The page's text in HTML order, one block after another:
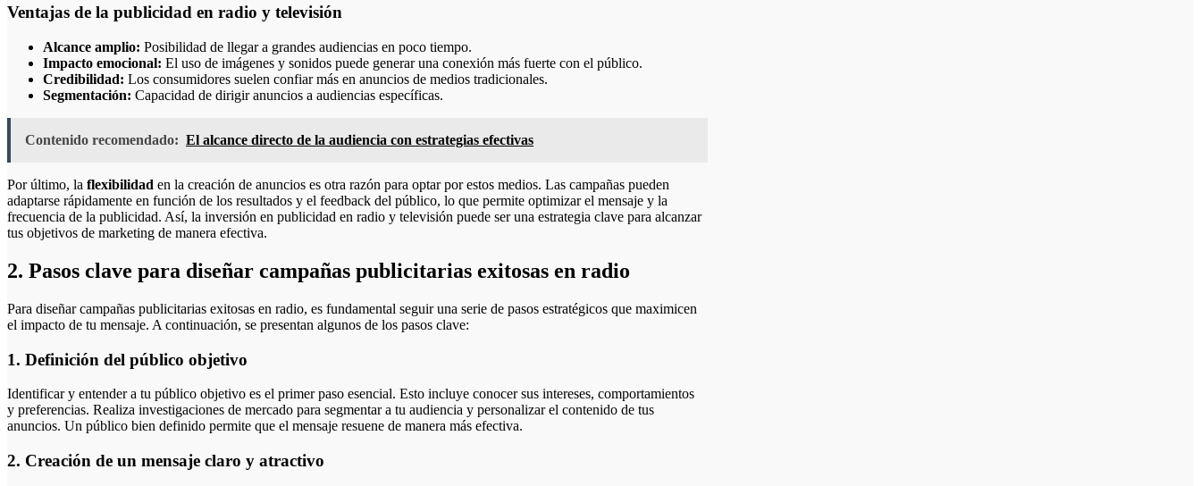
Ventajas de la publicidad en radio y televisión
Alcance amplio: Posibilidad de llegar a grandes audiencias en poco tiempo.
Impacto emocional: El uso de imágenes y sonidos puede generar una conexión más fuerte con el público.
Credibilidad: Los consumidores suelen confiar más en anuncios de medios tradicionales.
Segmentación: Capacidad de dirigir anuncios a audiencias específicas.
Contenido recomendado: El alcance directo de la audiencia con estrategias efectivas
Por último, la flexibilidad en la creación de anuncios es otra razón para optar por estos medios. Las campañas pueden
adaptarse rápidamente en función de los resultados y el feedback del público, lo que permite optimizar el mensaje y la
frecuencia de la publicidad. Así, la inversión en publicidad en radio y televisión puede ser una estrategia clave para alcanzar
tus objetivos de marketing de manera efectiva.
2. Pasos clave para diseñar campañas publicitarias exitosas en radio
Para diseñar campañas publicitarias exitosas en radio, es fundamental seguir una serie de pasos estratégicos que maximicen
el impacto de tu mensaje. A continuación, se presentan algunos de los pasos clave:
1. Definición del público objetivo
Identificar y entender a tu público objetivo es el primer paso esencial. Esto incluye conocer sus intereses, comportamientos
y preferencias. Realiza investigaciones de mercado para segmentar a tu audiencia y personalizar el contenido de tus
anuncios. Un público bien definido permite que el mensaje resuene de manera más efectiva.
2. Creación de un mensaje claro y atractivo